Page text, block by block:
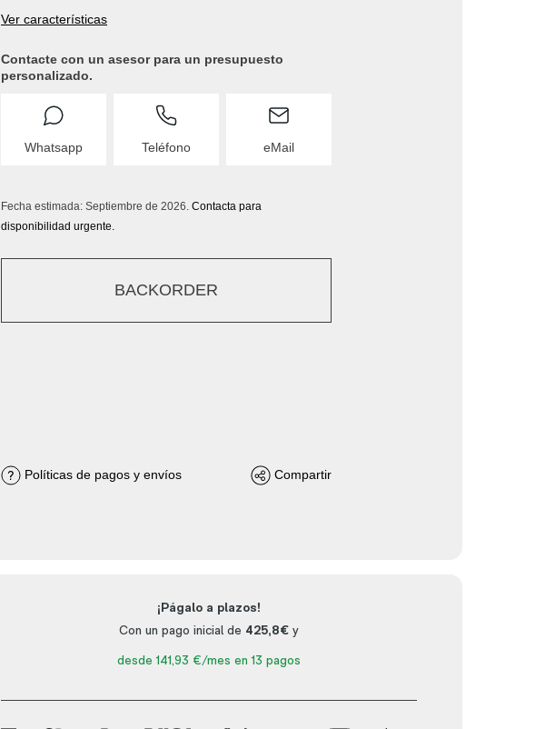
Ver características
Contacte con un asesor para un presupuesto
personalizado.
Whatsapp Teléfono eMail
Fecha estimada: Septiembre de 2026. Contacta para
disponibilidad urgente.
BACKORDER
Políticas de pagos y envíos Compartir